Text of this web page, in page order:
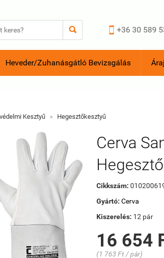
  +36 30 589
Heveder/Zuhanásgátló Bevizsgálás
Kesztyű » Hegesztőkesztyű
Cerva
Cikkszám:
Gyártó:Cerva
Kiszerelés: 12 pár
16 654
(1 763 Ft / pár)